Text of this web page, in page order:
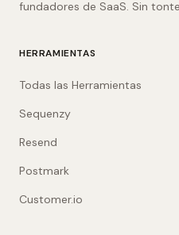
fundadores de SaaS. Sin
HERRAMIENTAS
Todas las Herramientas
Sequenzy
Resend
Postmark
Customer.io